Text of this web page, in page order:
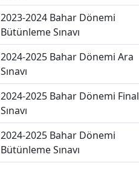
2023-2024 Bahar Dönemi
Bütünleme Sınavı
2024-2025 Bahar Dönemi Ara
Sınavı
2024-2025 Bahar Dönemi Final
Sınavı
2024-2025 Bahar Dönemi
Bütünleme Sınavı